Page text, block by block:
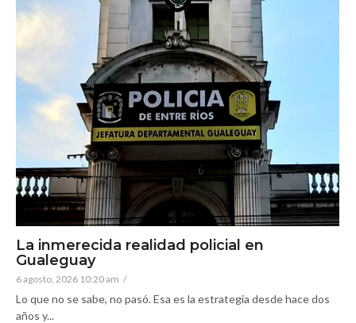
La inmerecida realidad policial en
Gualeguay
6 agosto, 2026 10:20 am /
Lo que no se sabe, no pasó. Esa es la estrategia desde hace dos
años y...